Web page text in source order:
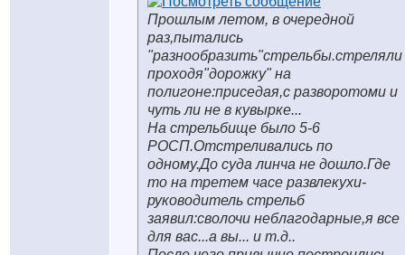
Прошлым летом, в очередной
раз,пытались
"разнообразить"стрельбы.стреляли
проходя"дорожку" на
полигоне:приседая,с разворотоми и
чуть ли не в кувырке...
На стрельбище было 5-6
РОСП.Отстреливались по
одному.До суда линча не дошло.Где
то на третем часе развлекухи-
руководитель стрельб
заявил:сволочи неблагодарные,я все
для вас...а вы... и т.д..